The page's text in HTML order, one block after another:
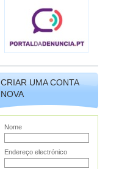
CRIAR UMA CONTA
NOVA
Nome
Endereço electrónico